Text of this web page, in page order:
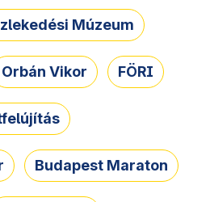
Múzeum
Orbán Vikor FÖRI
Budapest Maraton